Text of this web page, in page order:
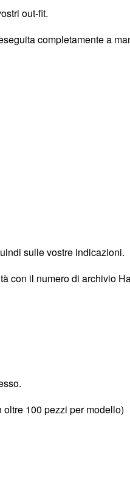
out-fit.
completamente a
sulle vostre indicazioni.
con il numero di archivio
100 pezzi per modello)